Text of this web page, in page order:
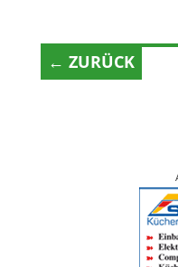
← ZURÜCK